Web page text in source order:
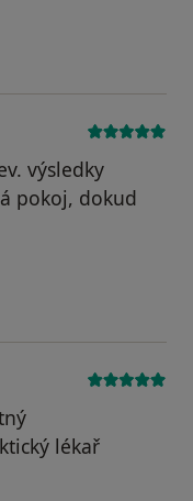
účet byl odstraněn
výsledky
pokoj, dokud
byl odstraněn
lékař
účet byl odstraněn